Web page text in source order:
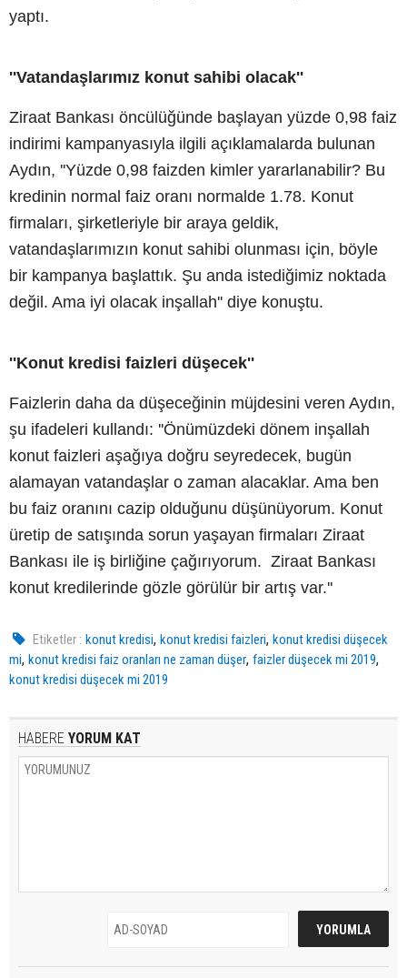
yaptı.
''Vatandaşlarımız konut sahibi olacak''
Ziraat Bankası öncülüğünde başlayan yüzde 0,98 faiz
indirimi kampanyasıyla ilgili açıklamalarda bulunan
Aydın, ''Yüzde 0,98 faizden kimler yararlanabilir? Bu
kredinin normal faiz oranı normalde 1.78. Konut
firmaları, şirketleriyle bir araya geldik,
vatandaşlarımızın konut sahibi olunması için, böyle
bir kampanya başlattık. Şu anda istediğimiz noktada
değil. Ama iyi olacak inşallah'' diye konuştu.
''Konut kredisi faizleri düşecek''
Faizlerin daha da düşeceğinin müjdesini veren Aydın,
şu ifadeleri kullandı: ''Önümüzdeki dönem inşallah
konut faizleri aşağıya doğru seyredecek, bugün
alamayan vatandaşlar o zaman alacaklar. Ama ben
bu faiz oranını cazip olduğunu düşünüyorum. Konut
üretip de satışında sorun yaşayan firmaları Ziraat
Bankası ile iş birliğine çağırıyorum. Ziraat Bankası
konut kredilerinde gözle görülür bir artış var.''
Etiketler : konut kredisi,konut kredisi faizleri,konut kredisi düşecek
mi, konut kredisi faiz oranları ne zaman düşer, faizler düşecek mi 2019,
konut kredisi düşecek mi 2019
HABERE YORUM KAT